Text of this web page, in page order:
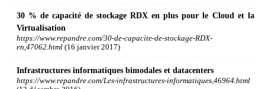
30 % de capacité de stockage RDX en plus pour le Cloud et la
Virtualisation
https://www.repandre.com/30-de-capacite-de-stockage-RDX-
en,47062.html (16 janvier 2017)
Infrastructures informatiques bimodales et datacenters
https://www.repandre.com/Les-infrastructures-informatiques,46964.html